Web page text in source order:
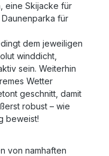
eine Skijacke für
für
dem jeweiligen
winddicht,
sein. Weiterhin
Wetter
geschnitt, damit
robust – wie
beweist!
von namhaften